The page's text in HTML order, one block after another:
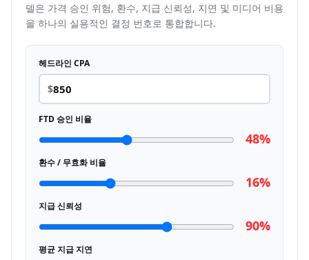
델은 가격 승인 위험, 환수, 지급 신뢰성, 지연 및 미디어 비용
을 하나의 실용적인 결정 번호로 통합합니다.
헤드라인 CPA
$
FTD 승인 비율
48%
환수 / 무효화 비율
16%
지급 신뢰성
90%
평균 지급 지연